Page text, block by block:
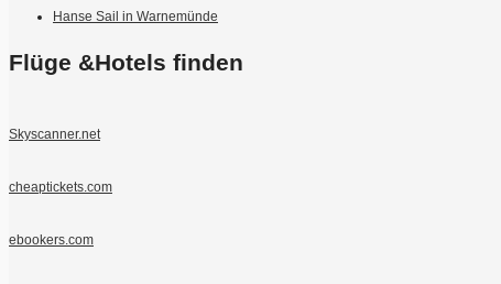
Hanse Sail in Warnemünde
Flüge &Hotels finden
Skyscanner.net
cheaptickets.com
ebookers.com